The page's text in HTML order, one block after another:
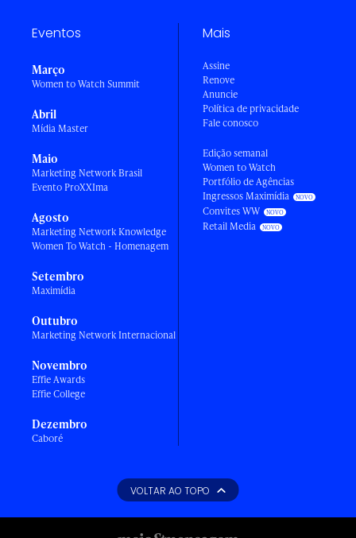
Eventos
Março
Women to Watch Summit
Abril
Mídia Master
Maio
Marketing Network Brasil
Evento ProXXIma
Agosto
Marketing Network Knowledge
Women To Watch - Homenagem
Setembro
Maximídia
Outubro
Marketing Network Internacional
Novembro
Effie Awards
Effie College
Dezembro
Caboré
Mais
Assine
Renove
Anuncie
Política de privacidade
Fale conosco
Edição semanal
Women to Watch
Portfólio de Agências
Ingressos Maximídia
Convites WW
Retail Media
VOLTAR AO TOPO